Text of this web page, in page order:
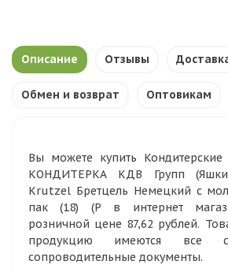
Описание Отзывы
Обмен и возврат Оптовикам
Вы можете купить
КОНДИТЕРКА КДВ Групп
Krutzel Бретцель Немецкий с
пак (18) (Р в интернет
розничной цене 87,62 рублей.
продукцию имеются все
сопроводительные документы.